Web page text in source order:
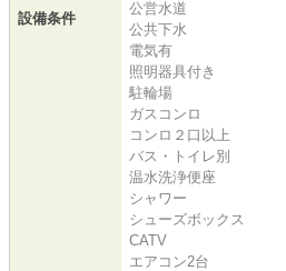
設備条件
公営水道
公共下水
電気有
照明器具付き
駐輪場
ガスコンロ
コンロ２口以上
バス・トイレ別
温水洗浄便座
シャワー
シューズボックス
CATV
エアコン2台